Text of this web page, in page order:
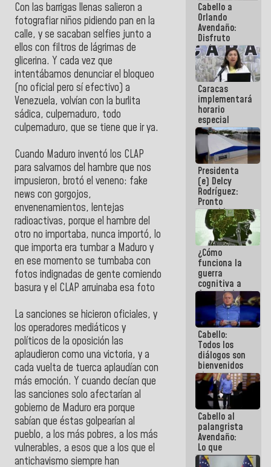
Con las barrigas llenas salieron a
fotografiar niños pidiendo pan en la
calle, y se sacaban selfies junto a
ellos con filtros de lágrimas de
glicerina. Y cada vez que
intentábamos denunciar el bloqueo
(no oficial pero sí efectivo) a
Venezuela, volvían con la burlita
sádica, culpemaduro, todo
culpemaduro, que se tiene que ir ya.
Cuando Maduro inventó los CLAP
para salvarnos del hambre que nos
impusieron, brotó el veneno: fake
news con gorgojos,
envenenamientos, lentejas
radioactivas, porque el hambre del
otro no importaba, nunca importó, lo
que importa era tumbar a Maduro y
en ese momento se tumbaba con
fotos indignadas de gente comiendo
basura y el CLAP arruinaba esa foto
La sanciones se hicieron oficiales, y
los operadores mediáticos y
políticos de la oposición las
aplaudieron como una victoria, y a
cada vuelta de tuerca aplaudían con
más emoción. Y cuando decían que
las sanciones solo afectarían al
gobierno de Maduro era porque
sabían que éstas golpearían al
pueblo, a los más pobres, a los más
vulnerables, a esos que a los que el
antichavismo siempre han
Cabello a
Orlando
Avendaño:
Disfruto
cada vez
que escribes
porque lo
que haces
es
embarrarla
Caracas
implementará
horario
especial
para
adaptarse
al plan de
ahorro
energético
Presidenta
(e) Delcy
Rodríguez:
Pronto
restableceremos
las
operaciones
en el
Aeropuerto
Internacional
de
Maiquetía
¿Cómo
funciona la
guerra
cognitiva a
favor de la
narrativa
hegemónica?
(1)
Cabello:
Todos los
diálogos son
bienvenidos
siempre que
estén en el
marco de la
Constitución
de la
República
Cabello al
palangrista
Avendaño:
Lo que
vayas a